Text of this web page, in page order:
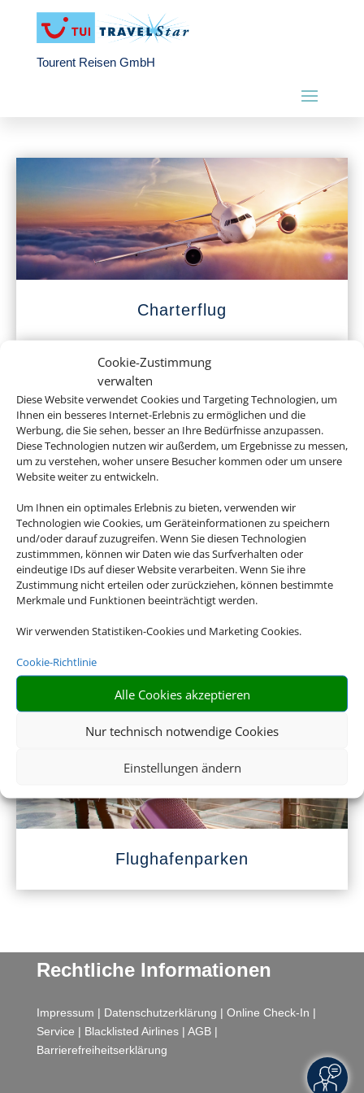
Cookie-Zustimmung
verwalten
Diese Website verwendet Cookies und Targeting Technologien, um
Ihnen ein besseres Internet-Erlebnis zu ermöglichen und die
Werbung, die Sie sehen, besser an Ihre Bedürfnisse anzupassen.
Diese Technologien nutzen wir außerdem, um Ergebnisse zu messen,
um zu verstehen, woher unsere Besucher kommen oder um unsere
Website weiter zu entwickeln.
Um Ihnen ein optimales Erlebnis zu bieten, verwenden wir
Technologien wie Cookies, um Geräteinformationen zu speichern
und/oder darauf zuzugreifen. Wenn Sie diesen Technologien
zustimmmen, können wir Daten wie das Surfverhalten oder
eindeutige IDs auf dieser Website verarbeiten. Wenn Sie ihre
Zustimmung nicht erteilen oder zurückziehen, können bestimmte
Merkmale und Funktionen beeinträchtigt werden.
Wir verwenden Statistiken-Cookies und Marketing Cookies.
Cookie-Richtlinie
Alle Cookies akzeptieren
Nur technisch notwendige Cookies
Einstellungen ändern
Tourent Reisen GmbH
Charterflug
Mietwagen
Flughafenparken
Rechtliche Informationen
Impressum | Datenschutzerklärung | Online Check-In |
Service | Blacklisted Airlines| AGB|
Barrierefreiheitserklärung